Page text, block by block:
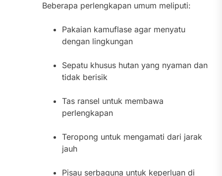
Beberapa perlengkapan umum meliputi:
Pakaian kamuflase agar menyatu
dengan lingkungan
Sepatu khusus hutan yang nyaman dan
tidak berisik
Tas ransel untuk membawa
perlengkapan
Teropong untuk mengamati dari jarak
jauh
Pisau serbaguna untuk keperluan di